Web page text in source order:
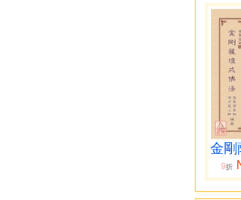
金剛
9折